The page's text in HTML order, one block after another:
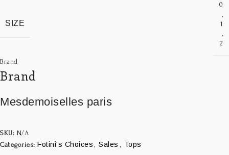
SIZE
0
,
1
,
2
Brand
Brand
Mesdemoiselles paris
SKU: N/A
Categories: Fotini's Choices , Sales , Tops